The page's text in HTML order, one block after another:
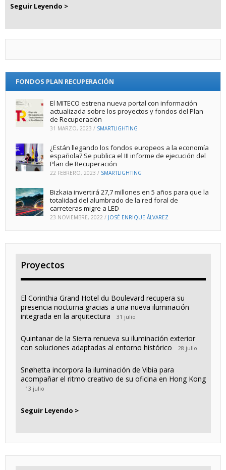
Seguir Leyendo >
FONDOS PLAN RECUPERACIÓN
El MITECO estrena nueva portal con información
actualizada sobre los proyectos y fondos del Plan
de Recuperación
31 MARZO, 2023 / SMARTLIGHTING
¿Están llegando los fondos europeos a la economía
española? Se publica el III informe de ejecución del
Plan de Recuperación
22 FEBRERO, 2023 / SMARTLIGHTING
Bizkaia invertirá 27,7 millones en 5 años para que la
totalidad del alumbrado de la red foral de
carreteras migre a LED
23 NOVIEMBRE, 2022 / JOSÉ ENRIQUE ÁLVAREZ
Proyectos
El Corinthia Grand Hotel du Boulevard recupera su
presencia nocturna gracias a una nueva iluminación
integrada en la arquitectura
31 julio
Quintanar de la Sierra renueva su iluminación exterior
con soluciones adaptadas al entorno histórico
28 julio
Snøhetta incorpora la iluminación de Vibia para
acompañar el ritmo creativo de su oficina en Hong Kong
13 julio
Seguir Leyendo >